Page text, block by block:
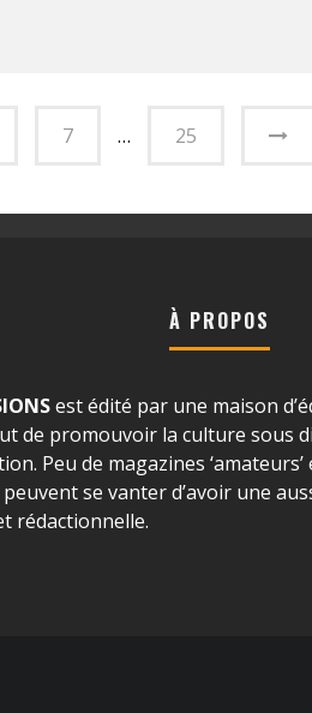
7 … 25
À PROPOS
est édité par une maison
de promouvoir la culture sous
Peu de magazines
se vanter d’avoir une
rédactionnelle.